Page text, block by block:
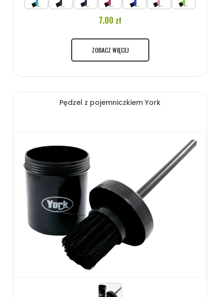
7.00 zł
ZOBACZ WIĘCEJ
Pędzel z pojemniczkiem York